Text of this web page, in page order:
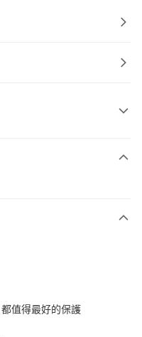
泰商業銀行
值得最好的保護